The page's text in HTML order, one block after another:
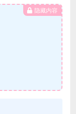
隐藏内容